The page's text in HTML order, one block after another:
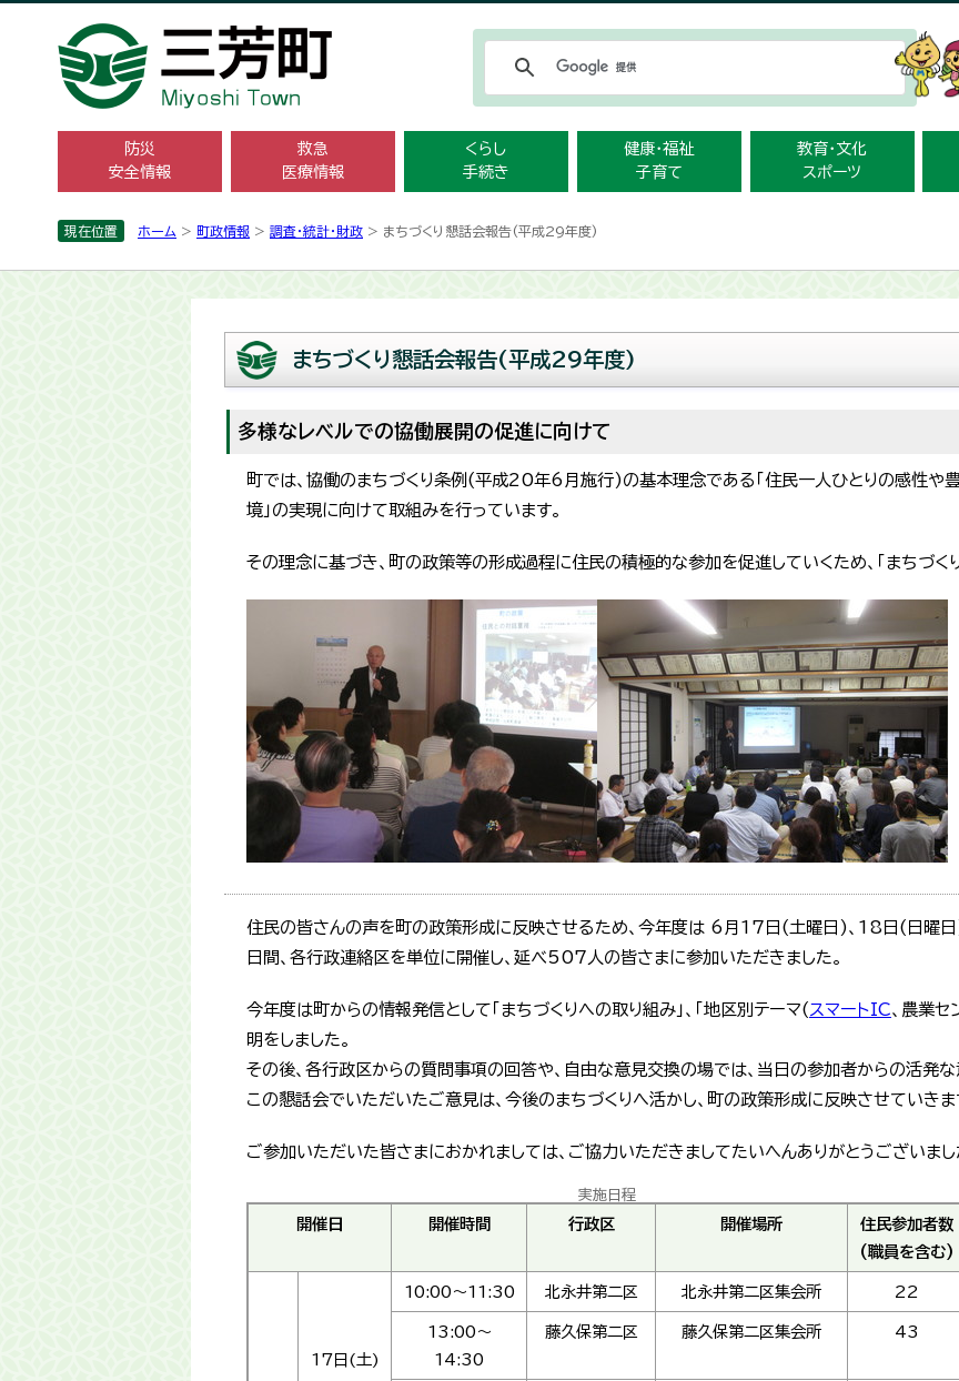
防災
安全情報
救急
医療情報
くらし
手続き
健康・福祉
子育て
教育・文化
スポーツ
現在位置 ホーム > 町政情報 > 調査・統計­・財政 > まちづくり懇話会報告(平成29年度)
まちづくり懇話会報告(平成29年度)
多様なレベルでの協働展開の促進に向けて
町では、協働のまちづくり条例(平成20年6月施行)の基本理念である「住民一人ひとりの感性や
境」の実現に向けて取組みを行っています。
その理念に基づき、町の政策等の形成過程に住民の積極的な参加を促進していくため、「まちづくり
住民の皆さんの声を町の政策形成に反映させるため、今年度は 6月17日(土曜日)、18日(日
日間、各行政連絡区を単位に開催し、延べ507人の皆さまに参加いただきました。
今年度は町からの情報発信として「まちづくりへの取り組み」、「地区別テーマ( スマートIC、農業セ
明をしました。
その後、各行政区からの質問事項の回答や、自由な意見交換の場では、当日の参加者からの活発な
この懇話会でいただいたご意見は、今後のまちづくりへ活かし、町の政策形成に反映させていきま
ご参加いただいた皆さまにおかれましては、ご協力いただきましてたいへんありがとうございまし
開催日 開催時間 行政区 開催場所
住民参加者数
(職員を含む)
実施日程
17日(土)
10:00～11:30 北永井第二区 北永井第二区集会所 22
13:00～
14:30
藤久保第二区 藤久保第二区集会所 43